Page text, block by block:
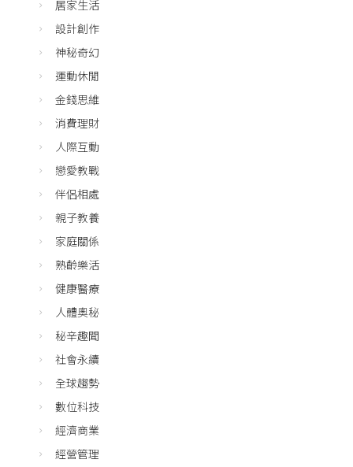
居家生活
設計創作
神秘奇幻
運動休閒
金錢思維
消費理財
人際互動
戀愛教戰
伴侶相處
親子教養
家庭關係
熟齡樂活
健康醫療
人體奧秘
秘辛趣聞
社會永續
全球趨勢
數位科技
經濟商業
經營管理